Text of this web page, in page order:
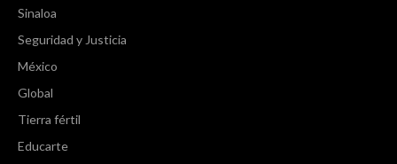
Sinaloa
Seguridad y Justicia
México
Global
Tierra fértil
Educarte